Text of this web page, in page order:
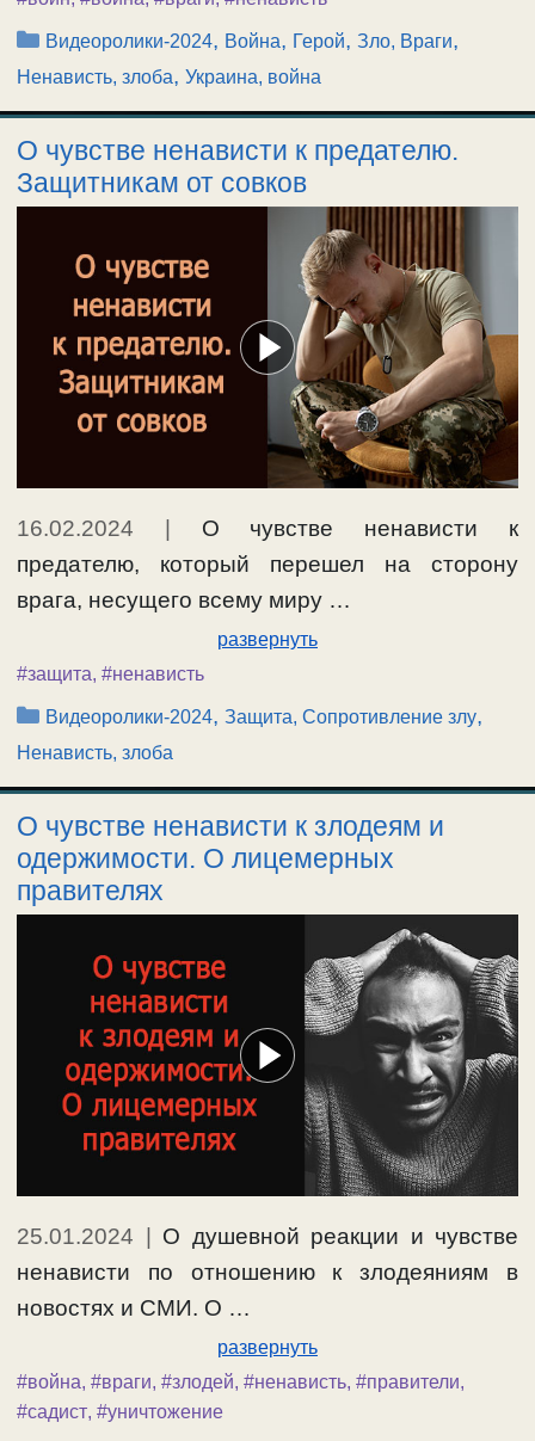
Рубрики
Видеоролики-2024, Война, Герой,Зло, Враги,
Ненависть, злоба, Украина, война
О чувстве ненависти к предателю.
Защитникам от совков
16.02.2024 | О чувстве ненависти к
предателю, который перешел на сторону
врага, несущего всему миру …
развернуть
#защита, #ненависть
Рубрики
Видеоролики-2024,Защита, Сопротивление злу,
Ненависть, злоба
О чувстве ненависти к злодеям и
одержимости. О лицемерных
правителях
25.01.2024 | О душевной реакции и чувстве
ненависти по отношению к злодеяниям в
новостях и СМИ. О …
развернуть
#война, #враги, #злодей, #ненависть, #правители,
#садист, #уничтожение